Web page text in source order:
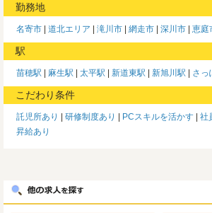
勤務地
名寄市 道北エリア 滝川市 網走市 深川市 恵庭
駅
苗穂駅 麻生駅 太平駅 新道東駅 新旭川駅 さっ
こだわり条件
託児所あり 研修制度あり PCスキルを活かす 社
昇給あり